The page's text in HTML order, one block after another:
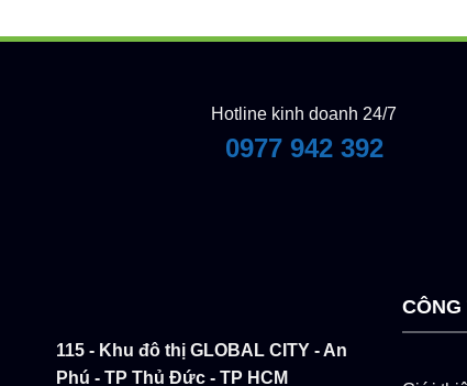
Hotline kinh doanh 24/7
0977 942 392
115 - Khu đô thị GLOBAL CITY - An
Phú - TP Thủ Đức - TP HCM
CÔNG